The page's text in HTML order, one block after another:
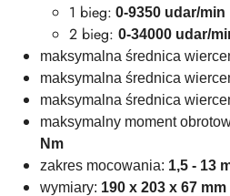
1 bieg: 0-9350 udar/min
2 bieg: 0-34000 udar/
maksymalna średnica
maksymalna średnica
maksymalna średnica
maksymalny moment
Nm
zakres mocowania: 1,5 - 13
wymiary: 190 x 203 x 67 mm